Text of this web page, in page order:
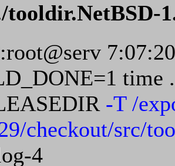
tooldir.NetBSD-
time
-T /
checkout/src/
4